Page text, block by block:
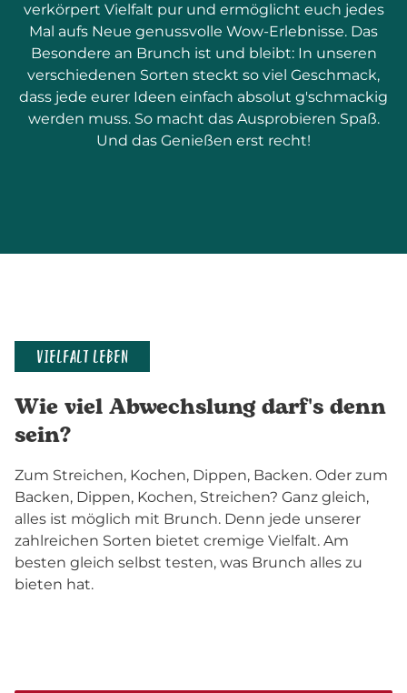
verkörpert Vielfalt pur und ermöglicht euch jedes
Mal aufs Neue genussvolle Wow-Erlebnisse. Das
Besondere an Brunch ist und bleibt: In unseren
verschiedenen Sorten steckt so viel Geschmack,
dass jede eurer Ideen einfach absolut g'schmackig
werden muss. So macht das Ausprobieren Spaß.
Und das Genießen erst recht!
VIELFALT LEBEN
Wie viel Abwechslung darf's denn
sein?
Zum Streichen, Kochen, Dippen, Backen. Oder zum
Backen, Dippen, Kochen, Streichen? Ganz gleich,
alles ist möglich mit Brunch. Denn jede unserer
zahlreichen Sorten bietet cremige Vielfalt. Am
besten gleich selbst testen, was Brunch alles zu
bieten hat.